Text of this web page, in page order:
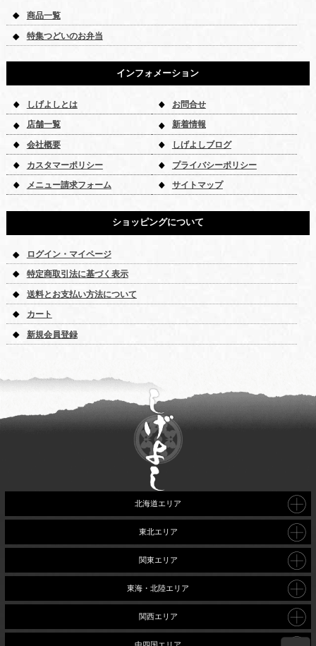
商品一覧
特集つどいのお弁当
インフォメーション
しげよしとは お問合せ
店舗一覧 新着情報
会社概要 しげよしブログ
カスタマーポリシー プライバシーポリシー
メニュー請求フォーム サイトマップ
ショッピングについて
ログイン・マイページ
特定商取引法に基づく表示
送料とお支払い方法について
カート
新規会員登録
北海道エリア
東北エリア
関東エリア
東海・北陸エリア
関西エリア